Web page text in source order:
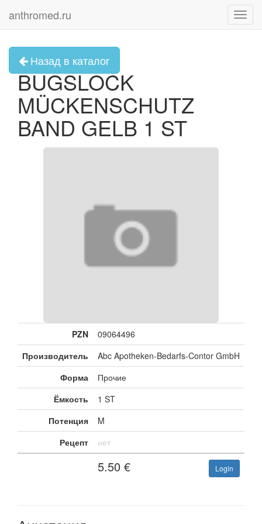
anthromed.ru
Назад в каталог
BUGSLOCK
MÜCKENSCHUTZ
BAND GELB 1 ST
PZN
09064496
Производитель
Abc Apotheken-Bedarfs-Contor GmbH
Форма
Прочие
Ёмкость
1 ST
Потенция
M
Рецепт
нет
5.50 € Login